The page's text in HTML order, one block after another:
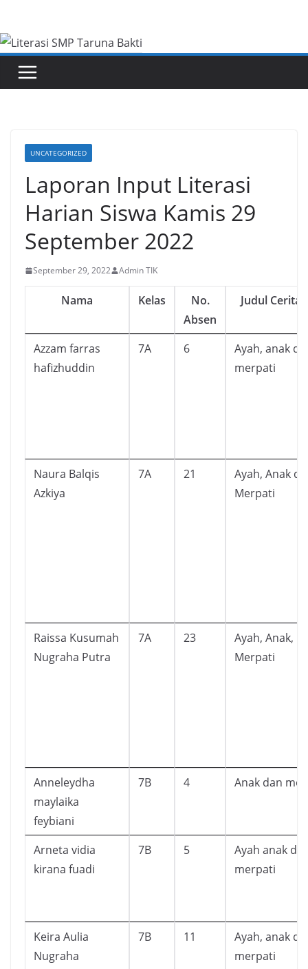
content
UNCATEGORIZED
Laporan Input Literasi
Harian Siswa Kamis 29
September 2022
September 29, 2022 Admin TIK
Nama Kelas
No.
Absen
Judul Cerita
Azzam farras
hafizhuddin
7A 6
Ayah, anak
merpati
Naura Balqis
Azkiya
7A 21
Ayah, Anak
Merpati
Raissa Kusumah
Nugraha Putra
7A 23
Ayah, Anak,
Merpati
Anneleydha
maylaika
feybiani
7B 4 Anak dan
Arneta vidia
kirana fuadi
7B 5
Ayah anak
merpati
Keira Aulia
Nugraha
7B 11
Ayah, anak
merpati